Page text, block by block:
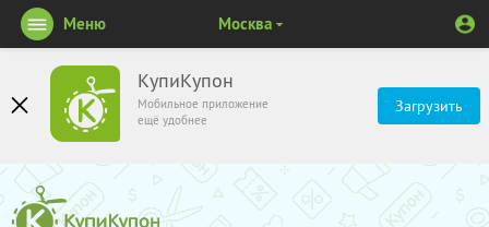
КупиКупон
Мобильное приложение
ещё удобнее
Загрузить
Меню Москва